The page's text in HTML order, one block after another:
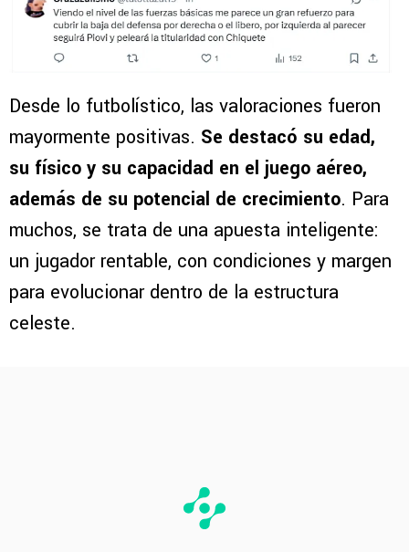
Desde lo futbolístico, las valoraciones fueron
mayormente positivas. Se destacó su edad,
su físico y su capacidad en el juego aéreo,
además de su potencial de crecimiento. Para
muchos, se trata de una apuesta inteligente:
un jugador rentable, con condiciones y margen
para evolucionar dentro de la estructura
celeste.